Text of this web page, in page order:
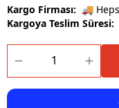
Kargo Firması: 🚚
Kargoya Teslim Süresi: